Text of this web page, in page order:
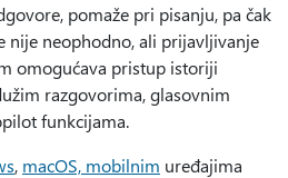
pomaže pri pisanju, pa čak
nije neophodno, ali prijavljivanje
omogućava pristup istoriji
razgovorima, glasovnim
funkcijama.
, macOS, mobilnim uređajima